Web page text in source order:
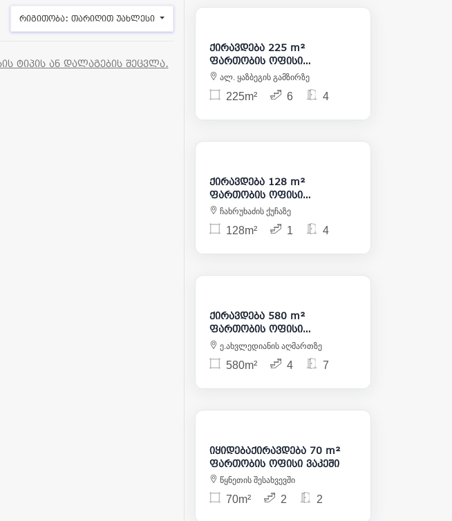
რიგითობა: თარიღით უახლესი
ტიპის ან დალაგების შეცვლა.
2 500
ქირავდება 225 m²
ფართობის ოფისი
საბურთალოზე
ალ. ყაზბეგის გამზირზე
225m² 6 4
1 500
ქირავდება 128 m²
ფართობის ოფისი
მთაწმინდაზე
ჩახრუხაძის ქუჩაზე
128m² 1 4
6 300
ქირავდება 580 m²
ფართობის ოფისი
ჩუღურეთში
ე.ახვლედიანის აღმართზე
580m² 4 7
175 000
იყიდებაქირავდება 70 m²
ფართობის ოფისი ვაკეში
წყნეთის შესახვევში
70m² 2 2